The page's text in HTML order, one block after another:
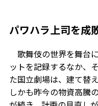
パワハラ上司を成
歌舞伎の世界を舞台
ットを記録するなか、
た国立劇場は、建て替
しかも昨今の物資高騰